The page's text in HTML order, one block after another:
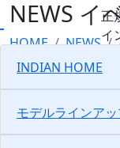
正
イ
INDIAN HOME
モデルラインア
NEWS イ
HOME NEWS
イベント